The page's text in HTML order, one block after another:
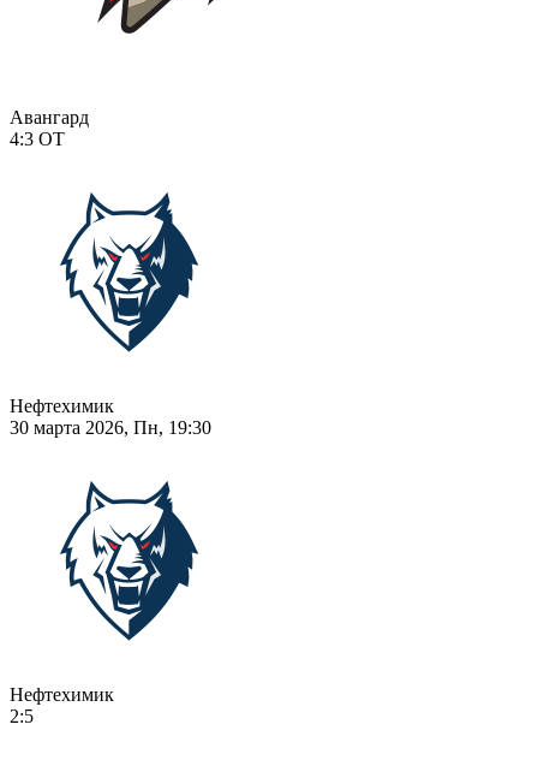
Авангард
4:3 ОТ
Нефтехимик
30 марта 2026, Пн, 19:30
Нефтехимик
2:5